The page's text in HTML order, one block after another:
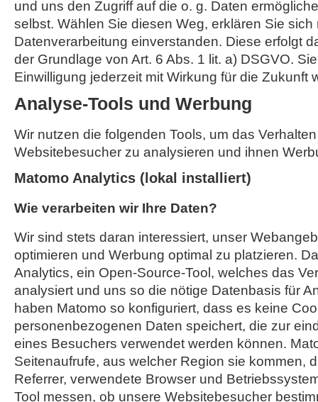
und uns den Zugriff auf die o. g. Daten
selbst. Wählen Sie diesen Weg, erklären Sie sich
Datenverarbeitung einverstanden. Diese erfolgt
der Grundlage von Art. 6 Abs. 1 lit. a) DSGVO.
Einwilligung jederzeit mit Wirkung für die Zukunft
Analyse-Tools und Werbung
Wir nutzen die folgenden Tools, um das
Websitebesucher zu analysieren und ihnen
Matomo Analytics (lokal installiert)
Wie verarbeiten wir Ihre Daten?
Wir sind stets daran interessiert, unser
optimieren und Werbung optimal zu platzieren.
Analytics, ein Open-Source-Tool, welches das
analysiert und uns so die nötige Datenbasis für
haben Matomo so konfiguriert, dass es keine
personenbezogenen Daten speichert, die zur
eines Besuchers verwendet werden können.
Seitenaufrufe, aus welcher Region sie kommen,
Referrer, verwendete Browser und
Tool messen, ob unsere Websitebesucher